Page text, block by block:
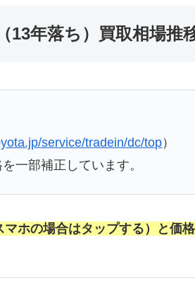
13年落ち）買取相場推
service/tradein/dc/top）
一部補正しています。
ホの場合はタップする）と価格